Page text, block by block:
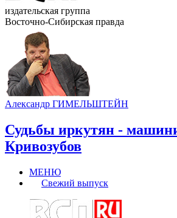
издательская группа
Восточно-Сибирская правда
Александр ГИМЕЛЬШТЕЙН
Судьбы иркутян -
Кривозубов
МЕНЮ
Свежий выпуск